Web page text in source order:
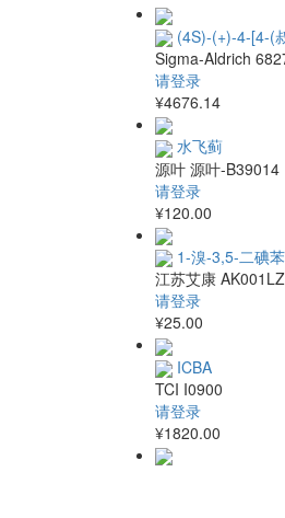
(4S)-(+)-4-[4-(叔
Sigma-Aldrich
请登录
¥4676.14
水飞蓟
源叶 源叶-B39014
请登录
¥120.00
1-溴-3,5-二碘苯
江苏艾康
请登录
¥25.00
ICBA
TCI I0900
请登录
¥1820.00